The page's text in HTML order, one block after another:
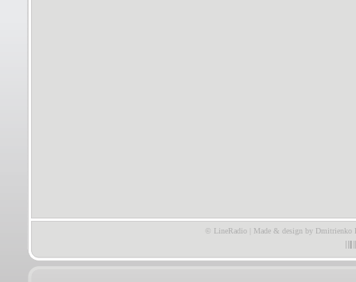
© LineRadio | Made & design by Dmitrienko